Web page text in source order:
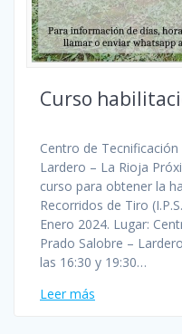
Curso
Centro de
Lardero – La Rioja
curso para obtener la
Recorridos de Tiro
Enero 2024. Lugar:
Prado Salobre –
las 16:30 y 19:30…
Leer más